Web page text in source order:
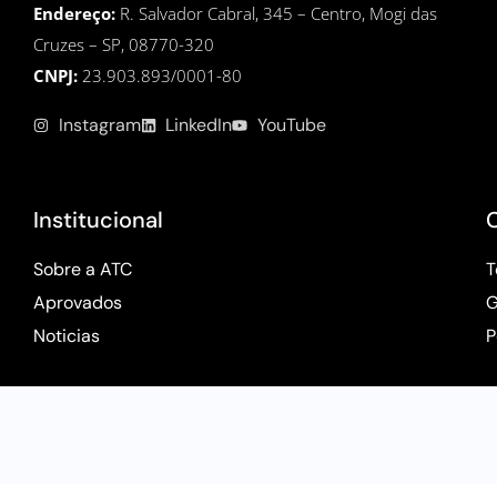
Endereço: R. Salvador Cabral, 345 – Centro, Mogi das
Cruzes – SP, 08770-320
CNPJ: 23.903.893/0001-80
Instagram LinkedIn YouTube
Institucional
Sobre a ATC
Aprovados
Noticias